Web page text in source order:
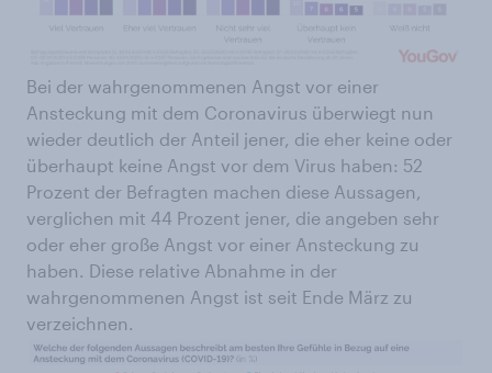
Bei der wahrgenommenen Angst vor einer
Ansteckung mit dem Coronavirus überwiegt nun
wieder deutlich der Anteil jener, die eher keine oder
überhaupt keine Angst vor dem Virus haben: 52
Prozent der Befragten machen diese Aussagen,
verglichen mit 44 Prozent jener, die angeben sehr
oder eher große Angst vor einer Ansteckung zu
haben. Diese relative Abnahme in der
wahrgenommenen Angst ist seit Ende März zu
verzeichnen.